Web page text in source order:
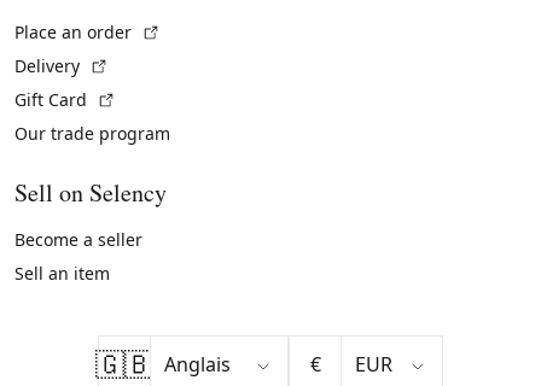
Place an order
Delivery
Gift Card
Our trade program
Sell on Selency
Become a seller
Sell an item
🇬🇧 €